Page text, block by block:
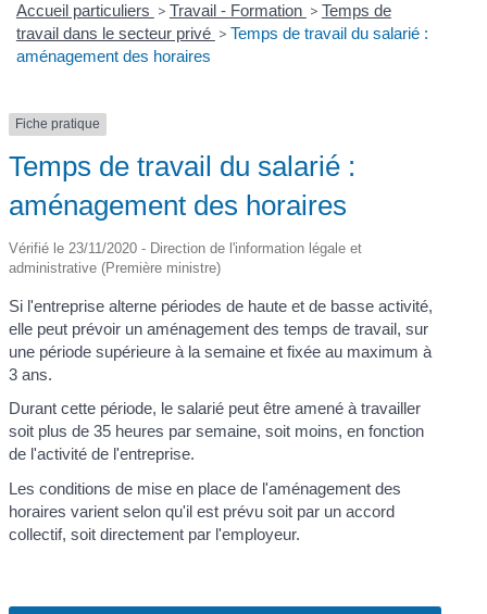
Accueil particuliers > Travail - Formation > Temps de
travail dans le secteur privé > Temps de travail du salarié :
aménagement des horaires
Fiche pratique
Temps de travail du salarié :
aménagement des horaires
Vérifié le 23/11/2020 - Direction de l'information légale et
administrative (Première ministre)
Si l'entreprise alterne périodes de haute et de basse activité,
elle peut prévoir un aménagement des temps de travail, sur
une période supérieure à la semaine et fixée au maximum à
3 ans.
Durant cette période, le salarié peut être amené à travailler
soit plus de 35 heures par semaine, soit moins, en fonction
de l'activité de l'entreprise.
Les conditions de mise en place de l'aménagement des
horaires varient selon qu'il est prévu soit par un accord
collectif, soit directement par l'employeur.